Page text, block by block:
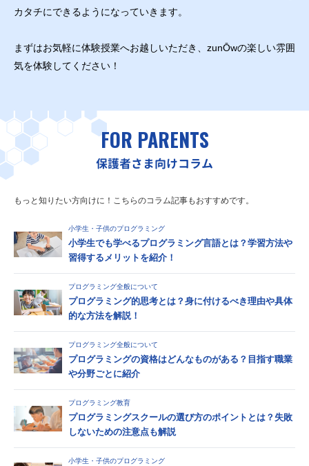
カタチにできるようになっていきます。
まずはお気軽に体験授業へお越しいただき、zunŌwの楽しい雰囲
気を体験してください！
FOR PARENTS
保護者さま向けコラム
もっと知りたい方向けに！こちらのコラム記事もおすすめです。
小学生・子供のプログラミング
小学生でも学べるプログラミング言語とは？学習方法や
習得するメリットを紹介！
プログラミング全般について
プログラミング的思考とは？身に付けるべき理由や具体
的な方法を解説！
プログラミング全般について
プログラミングの資格はどんなものがある？目指す職業
や分野ごとに紹介
プログラミング教育
プログラミングスクールの選び方のポイントとは？失敗
しないための注意点も解説
小学生・子供のプログラミング